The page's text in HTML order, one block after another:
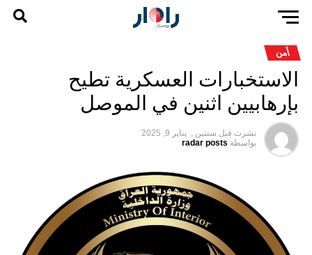
أمن
الاستخبارات العسكرية تطيح
بإرهابيين اثنين في الموصل
نشرت قبل سنتين , يناير 9, 2025
بواسطة radar posts